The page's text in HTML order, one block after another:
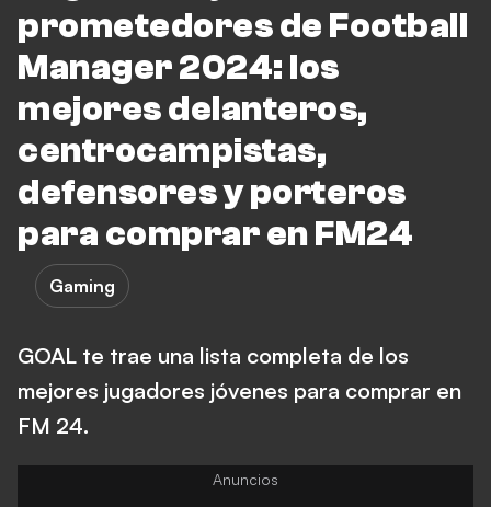
prometedores de Football
Manager 2024: los
mejores delanteros,
centrocampistas,
defensores y porteros
para comprar en FM24
Gaming
GOAL te trae una lista completa de los
mejores jugadores jóvenes para comprar en
FM 24.